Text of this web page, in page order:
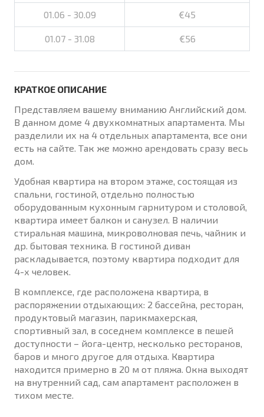
01.06 - 30.09 €45
01.07 - 31.08 €56
КРАТКОЕ ОПИСАНИЕ
Представляем вашему вниманию Английский дом.
В данном доме 4 двухкомнатных апартамента. Мы
разделили их на 4 отдельных апартамента, все они
есть на сайте. Так же можно арендовать сразу весь
дом.
Удобная квартира на втором этаже, состоящая из
спальни, гостиной, отдельно полностью
оборудованным кухонным гарнитуром и столовой,
квартира имеет балкон и санузел. В наличии
стиральная машина, микроволновая печь, чайник и
др. бытовая техника. В гостиной диван
раскладывается, поэтому квартира подходит для
4-х человек.
В комплексе, где расположена квартира, в
распоряжении отдыхающих: 2 бассейна, ресторан,
продуктовый магазин, парикмахерская,
спортивный зал, в соседнем комплексе в пешей
доступности – йога-центр, несколько ресторанов,
баров и много другое для отдыха. Квартира
находится примерно в 20 м от пляжа. Окна выходят
на внутренний сад, сам апартамент расположен в
тихом месте.